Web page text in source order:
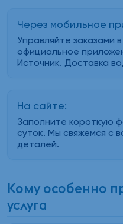
Через мобильное
Управляйте заказами
официальное
Источник. Доставка
На сайте:
Заполните короткую
суток. Мы свяжемся с
деталей.
Кому особенно
услуга